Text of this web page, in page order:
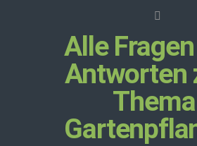
Alle
Antworten
Thema